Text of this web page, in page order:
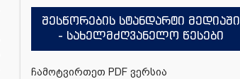
შესწორების სტანდარტი მედიაში
- სახელმძღვანელო წესები
ჩამოტვირთეთ PDF ვერსია